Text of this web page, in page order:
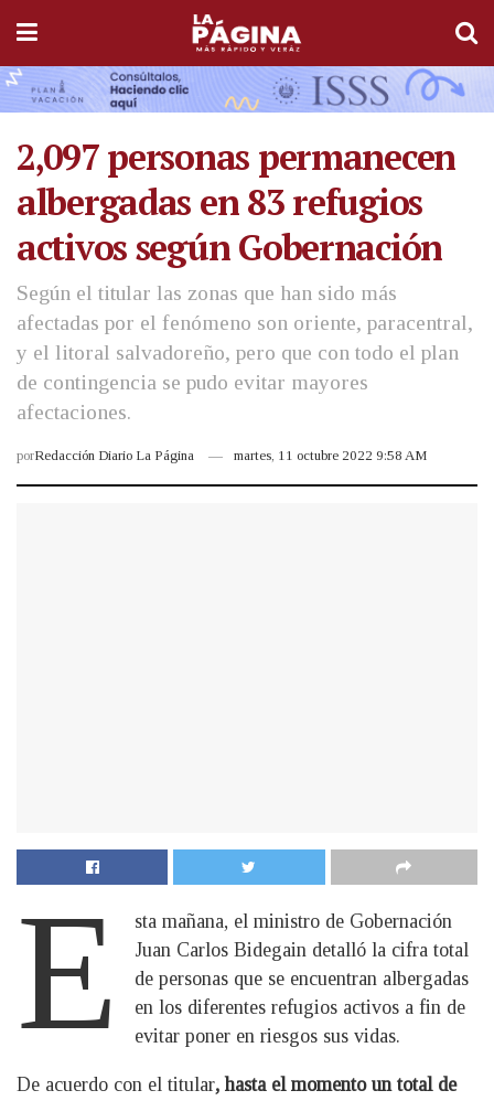
2,097 personas permanecen
albergadas en 83 refugios
activos según Gobernación
Según el titular las zonas que han sido más
afectadas por el fenómeno son oriente, paracentral,
y el litoral salvadoreño, pero que con todo el plan
de contingencia se pudo evitar mayores
afectaciones.
porRedacción Diario La Página martes, 11 octubre 2022 9:58 AM
E
sta mañana, el ministro de Gobernación
Juan Carlos Bidegain detalló la cifra total
de personas que se encuentran albergadas
en los diferentes refugios activos a fin de
evitar poner en riesgos sus vidas.
De acuerdo con el titular, hasta el momento un total de